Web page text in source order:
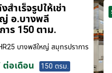
สำเร็จรูปให้เช่า
อ.บางพลี
าร 150 ตาม.
บางพลีใหญ่ สมุทรปราการ
ต่อเดือน 150 ตรม.